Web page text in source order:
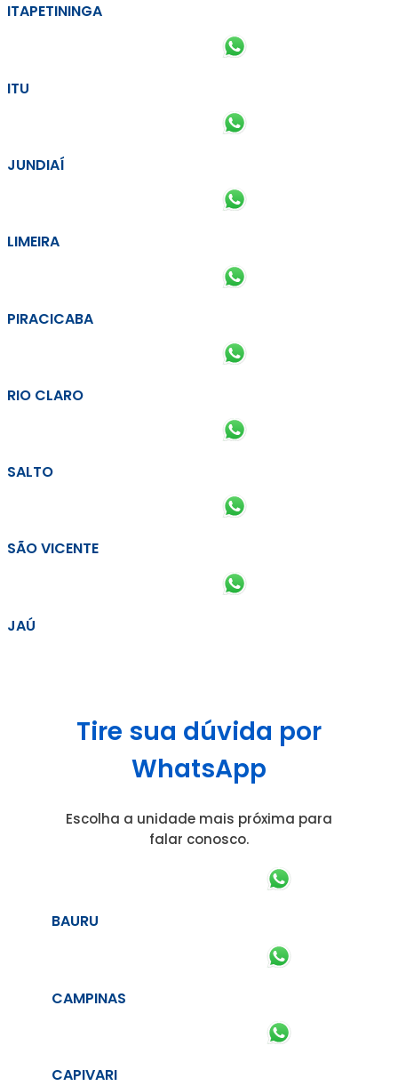
ITAPETININGA
ITU
JUNDIAÍ
LIMEIRA
PIRACICABA
RIO CLARO
SALTO
SÃO VICENTE
JAÚ
Tire sua dúvida por
WhatsApp
Escolha a unidade mais próxima para
falar conosco.
BAURU
CAMPINAS
CAPIVARI